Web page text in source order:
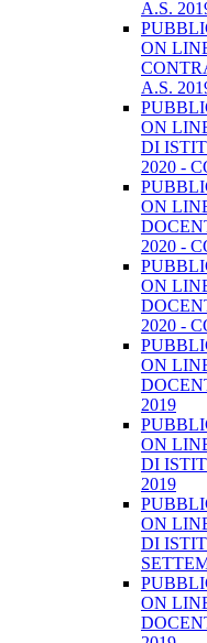
A.S.
ON
A.S.
ON
DI
2020 -
ON
2020 -
ON
2020 -
ON
2019
ON
DI
2019
ON
DI
ON